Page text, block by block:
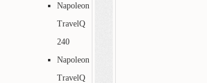
Napoleon
TravelQ
240
Napoleon
TravelQ